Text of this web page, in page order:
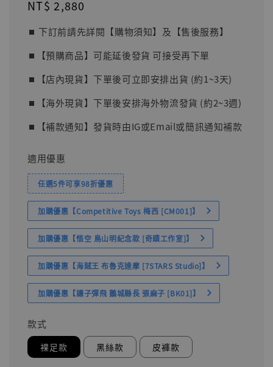
Regular
NT$ 2,880
⏹︎ 下訂前請先詳閱【購物須知】及【售後服務】
⏹︎【預購商品】可能延後發貨 可接受再下單
⏹︎【店內現貨】下單後可立即安排出貨 (約1~3天)
⏹︎【海外現貨】下單後安排海外物流發貨 (約2~3週)
⏹︎【補款通知】發貨時由IG或Email或簡訊通知補款
適用優惠
任選5件可享98折優惠
加購優惠【Competitive Toys 梅西 [CM001]】
加購優惠【悟空 鳥山明紀念款 [奇蹟工作室]】
加購優惠【海賊王 布魯克達摩 [7STARS Studio]】
加購優惠【讓子彈飛 鵝城縣長 張麻子 [BK01]】
款式
裸足款 黑絲款 皮褲款